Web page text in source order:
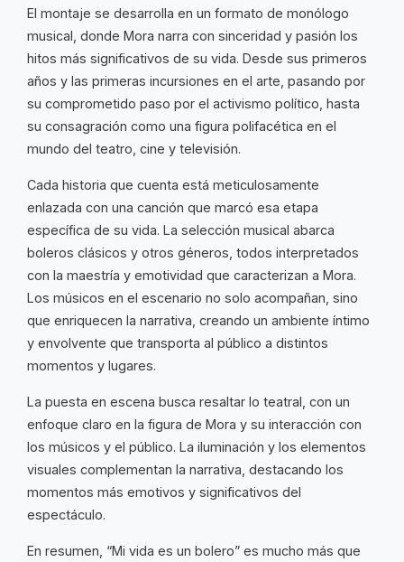
El montaje se desarrolla en un formato de monólogo
musical, donde Mora narra con sinceridad y pasión los
hitos más significativos de su vida. Desde sus primeros
años y las primeras incursiones en el arte, pasando por
su comprometido paso por el activismo político, hasta
su consagración como una figura polifacética en el
mundo del teatro, cine y televisión.
Cada historia que cuenta está meticulosamente
enlazada con una canción que marcó esa etapa
específica de su vida. La selección musical abarca
boleros clásicos y otros géneros, todos interpretados
con la maestría y emotividad que caracterizan a Mora.
Los músicos en el escenario no solo acompañan, sino
que enriquecen la narrativa, creando un ambiente íntimo
y envolvente que transporta al público a distintos
momentos y lugares.
La puesta en escena busca resaltar lo teatral, con un
enfoque claro en la figura de Mora y su interacción con
los músicos y el público. La iluminación y los elementos
visuales complementan la narrativa, destacando los
momentos más emotivos y significativos del
espectáculo.
En resumen, “Mi vida es un bolero” es mucho más que